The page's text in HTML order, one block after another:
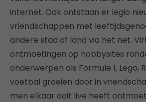
internet. Ook ontstaan er legio
vriendschappen met
andere stad of land via het net.
ontmoetingen op hobbysites
onderwerpen als Formule 1, Lego,
voetbal groeien door in
men elkaar ooit live heeft